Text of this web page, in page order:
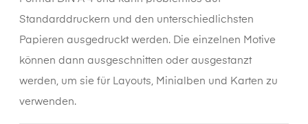
Standarddruckern und den unterschiedlichsten
Papieren ausgedruckt werden. Die einzelnen Motive
können dann ausgeschnitten oder ausgestanzt
werden, um sie für Layouts, Minialben und Karten zu
verwenden.